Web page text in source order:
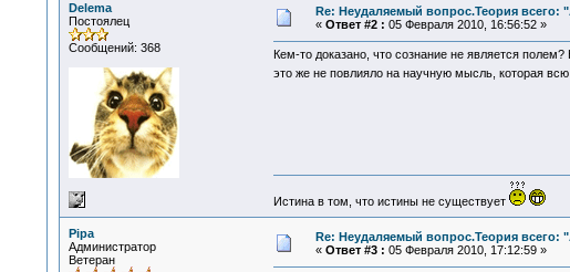
Delema
Постоялец
Сообщений: 368
Re: Неудаляемый вопрос.Теория
« Ответ #2 : 05 Февраля 2010, 16:56:52 »
Кем-то доказано, что сознание не является
это же не повлияло на научную мысль, которая
Истина в том, что истины не существует
Pipa
Администратор
Ветеран
Re: Неудаляемый вопрос.Теория
« Ответ #3 : 05 Февраля 2010, 17:12:59 »